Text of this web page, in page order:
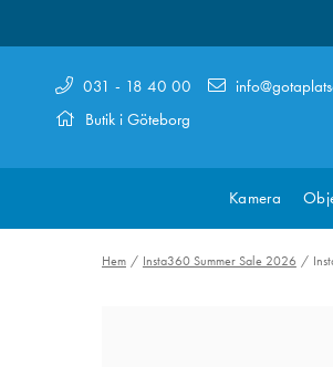
031 - 18 40 00
Butik i Göteborg
Kamera
Hem Insta360 Summer Sale 2026